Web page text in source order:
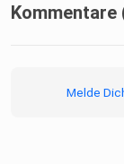
Kommentare
Melde